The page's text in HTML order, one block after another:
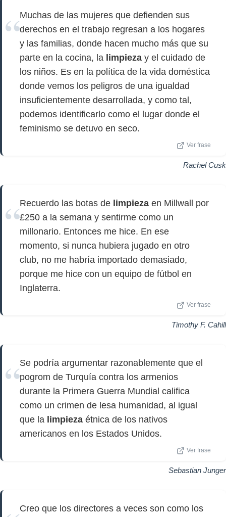
Muchas de las mujeres que defienden sus
derechos en el trabajo regresan a los hogares
y las familias, donde hacen mucho más que su
parte en la cocina, la limpieza y el cuidado de
los niños. Es en la política de la vida doméstica
donde vemos los peligros de una igualdad
insuficientemente desarrollada, y como tal,
podemos identificarlo como el lugar donde el
feminismo se detuvo en seco.
Ver frase
Rachel Cusk
Recuerdo las botas de limpieza en Millwall por
£250 a la semana y sentirme como un
millonario. Entonces me hice. En ese
momento, si nunca hubiera jugado en otro
club, no me habría importado demasiado,
porque me hice con un equipo de fútbol en
Inglaterra.
Ver frase
Timothy F. Cahill
Se podría argumentar razonablemente que el
pogrom de Turquía contra los armenios
durante la Primera Guerra Mundial califica
como un crimen de lesa humanidad, al igual
que la limpieza étnica de los nativos
americanos en los Estados Unidos.
Ver frase
Sebastian Junger
Creo que los directores a veces son como los